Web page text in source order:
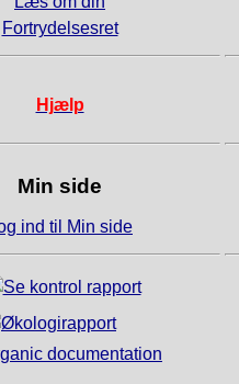
Fortrydelsesret
Hjælp
Min side
ind til Min side